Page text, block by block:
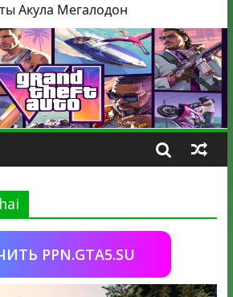
Акула Мегалодон
PPN.GTA5.SU